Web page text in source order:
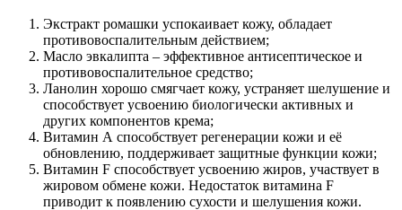
Экстракт ромашки успокаивает кожу, обладает
противовоспалительным действием;
Масло эвкалипта – эффективное антисептическое и
противовоспалительное средство;
Ланолин хорошо смягчает кожу, устраняет шелушение и
способствует усвоению биологически активных и
других компонентов крема;
Витамин А способствует регенерации кожи и её
обновлению, поддерживает защитные функции кожи;
Витамин F способствует усвоению жиров, участвует в
жировом обмене кожи. Недостаток витамина F
приводит к появлению сухости и шелушения кожи.